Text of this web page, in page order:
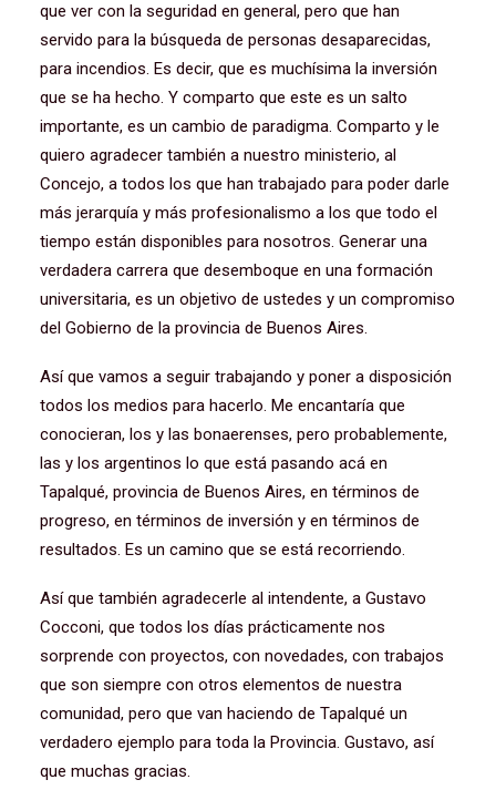
que ver con la seguridad en general, pero que han
servido para la búsqueda de personas desaparecidas,
para incendios. Es decir, que es muchísima la inversión
que se ha hecho. Y comparto que este es un salto
importante, es un cambio de paradigma. Comparto y le
quiero agradecer también a nuestro ministerio, al
Concejo, a todos los que han trabajado para poder darle
más jerarquía y más profesionalismo a los que todo el
tiempo están disponibles para nosotros. Generar una
verdadera carrera que desemboque en una formación
universitaria, es un objetivo de ustedes y un compromiso
del Gobierno de la provincia de Buenos Aires.
Así que vamos a seguir trabajando y poner a disposición
todos los medios para hacerlo. Me encantaría que
conocieran, los y las bonaerenses, pero probablemente,
las y los argentinos lo que está pasando acá en
Tapalqué, provincia de Buenos Aires, en términos de
progreso, en términos de inversión y en términos de
resultados. Es un camino que se está recorriendo.
Así que también agradecerle al intendente, a Gustavo
Cocconi, que todos los días prácticamente nos
sorprende con proyectos, con novedades, con trabajos
que son siempre con otros elementos de nuestra
comunidad, pero que van haciendo de Tapalqué un
verdadero ejemplo para toda la Provincia. Gustavo, así
que muchas gracias.